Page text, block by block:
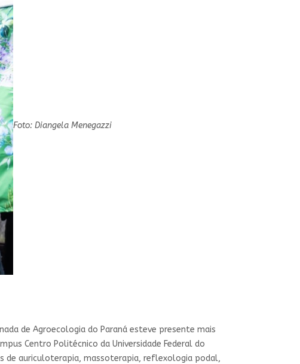
Foto: Diangela Menegazzi
de Agroecologia do Paraná esteve presente mais
Centro Politécnico da Universidade Federal do
de auriculoterapia, massoterapia, reflexologia podal,